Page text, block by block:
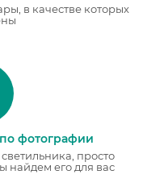
в качестве которых
фотографии
светильника, просто
найдем его для вас